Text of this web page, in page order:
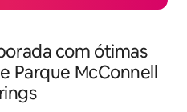
com ótimas
Parque McConnell